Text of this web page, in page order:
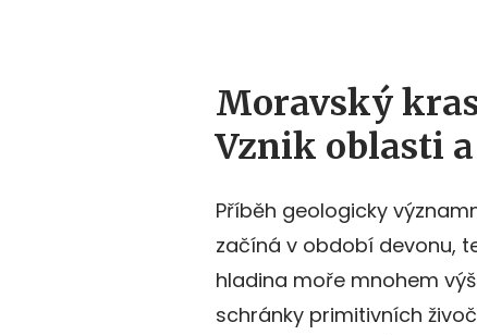
Moravský
Vznik oblasti
Příběh geologicky
začíná v období devonu,
hladina moře mnohem
schránky primitivních